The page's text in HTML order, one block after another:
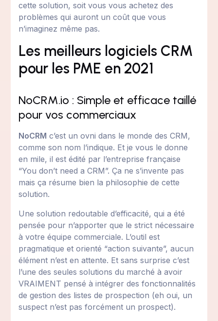
cette solution, soit vous vous achetez des
problèmes qui auront un coût que vous
n’imaginez même pas.
Les meilleurs logiciels CRM
pour les PME en 2021
NoCRM.io : Simple et efficace taillé
pour vos commerciaux
NoCRM c’est un ovni dans le monde des CRM,
comme son nom l’indique. Et je vous le donne
en mile, il est édité par l’entreprise française
“You don’t need a CRM”. Ça ne s’invente pas
mais ça résume bien la philosophie de cette
solution.
Une solution redoutable d’efficacité, qui a été
pensée pour n’apporter que le strict nécessaire
à votre équipe commerciale. L’outil est
pragmatique et orienté “action suivante”, aucun
élément n’est en attente. Et sans surprise c’est
l’une des seules solutions du marché à avoir
VRAIMENT pensé à intégrer des fonctionnalités
de gestion des listes de prospection (eh oui, un
suspect n’est pas forcément un prospect).